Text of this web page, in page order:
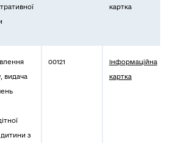
картка
видача
дитини з
00121
Інформаційна
картка